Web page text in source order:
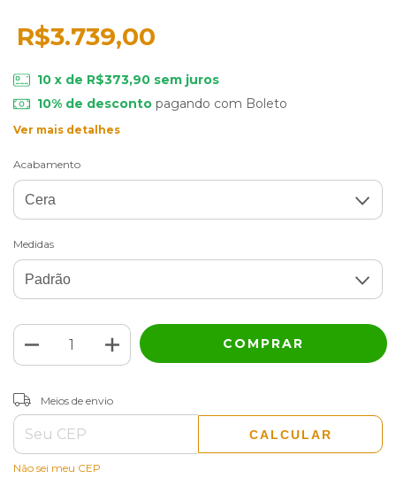
R$3.739,00
10 x de R$373,90 sem juros
10% de descontopagando com Boleto
Ver mais detalhes
Acabamento
Medidas
Entregas para o CEP:
Meios de envio
CALCULAR
Não sei meu CEP